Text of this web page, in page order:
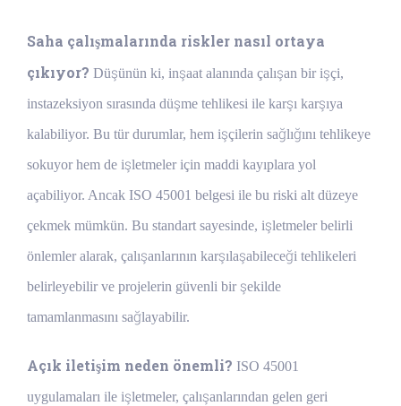
Saha çalışmalarında riskler nasıl ortaya
çıkıyor? Düşünün ki, inşaat alanında çalışan bir işçi,
instazeksiyon sırasında düşme tehlikesi ile karşı karşıya
kalabiliyor. Bu tür durumlar, hem işçilerin sağlığını tehlikeye
sokuyor hem de işletmeler için maddi kayıplara yol
açabiliyor. Ancak ISO 45001 belgesi ile bu riski alt düzeye
çekmek mümkün. Bu standart sayesinde, işletmeler belirli
önlemler alarak, çalışanlarının karşılaşabileceği tehlikeleri
belirleyebilir ve projelerin güvenli bir şekilde
tamamlanmasını sağlayabilir.
Açık iletişim neden önemli? ISO 45001
uygulamaları ile işletmeler, çalışanlarından gelen geri